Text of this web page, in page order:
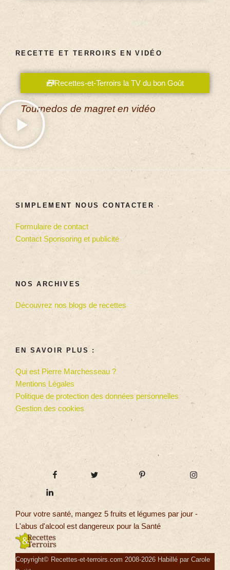
RECETTE ET TERROIRS EN VIDÉO
Recettes-et-Terroirs la TV du bon Goût
Tournedos de magret en vidéo
SIMPLEMENT NOUS CONTACTER
Formulaire de contact
Contact Sponsoring et publicité
NOS ARCHIVES
Découvrez nos blogs de recettes
EN SAVOIR PLUS :
Qui est Pierre Marchesseau ?
Mentions Légales
Politique de protection des données personnelles
Gestion des cookies
Pour votre santé, mangez 5 fruits et légumes par jour -
L'abus d'alcool est dangereux pour la Santé
Copyright© Recettes-et-terroirs.com 2008-2026 Habillé par Carole